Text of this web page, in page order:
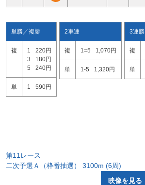
単勝／複勝
複 1
220円
3
180円
5
240円
単 1 590円
2車連
複 1=5 1,070円
単 1-5 1,320円
3連勝
複
単
第11レース
二次予選Ａ（枠番抽選） 3100m (6周)
映像を見る